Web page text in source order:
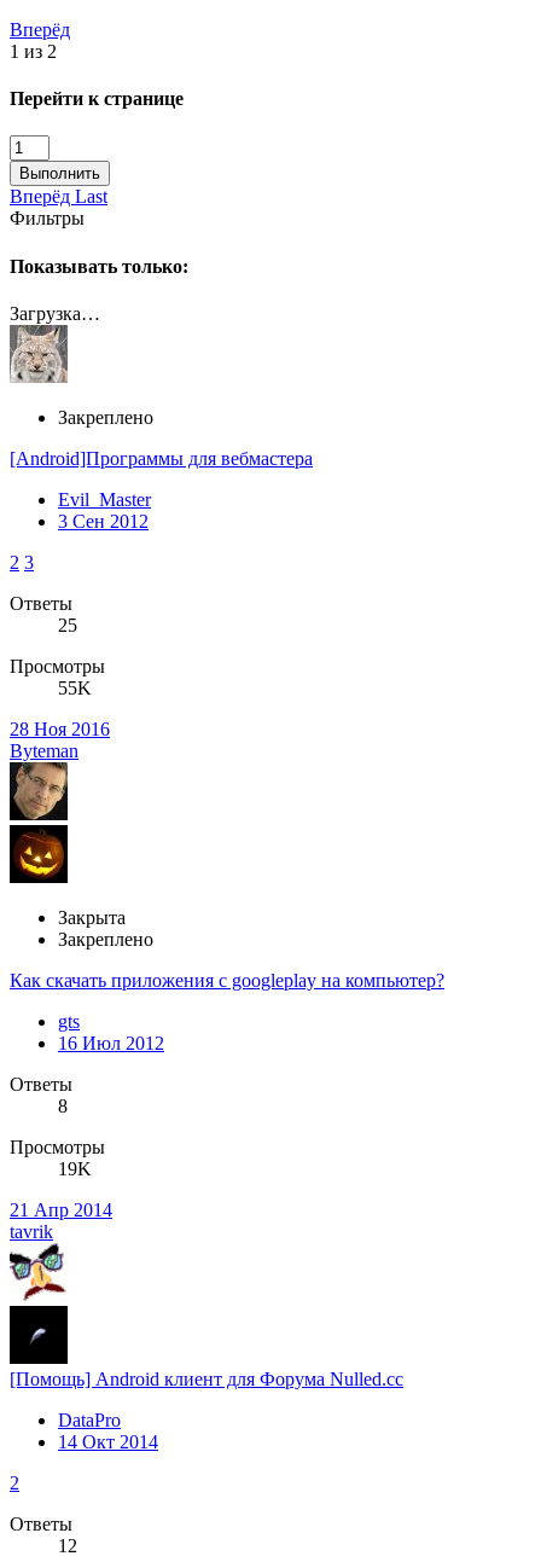
Вперёд
1 из 2
Перейти к странице
Выполнить
Вперёд Last
Фильтры
Показывать только:
Загрузка…
Закреплено
[Android]Программы для вебмастера
Evil_Master
3 Сен 2012
2 3
Ответы
25
Просмотры
55K
28 Ноя 2016
Byteman
Закрыта
Закреплено
Как скачать приложения с googleplay на компьютер?
gts
16 Июл 2012
Ответы
8
Просмотры
19K
21 Апр 2014
tavrik
[Помощь] Android клиент для Форума Nulled.cc
DataPro
14 Окт 2014
2
Ответы
12